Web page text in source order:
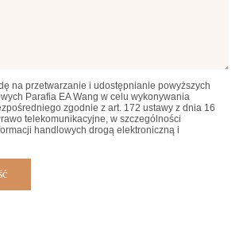
na przetwarzanie i udostępnianie powyższych
Parafia EA Wang w celu wykonywania
zgodnie z art. 172 ustawy z dnia 16
telekomunikacyjne, w szczególności
handlowych drogą elektroniczną i